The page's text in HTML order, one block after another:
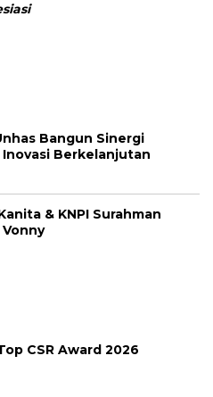
Bangun Sinergi
Berkelanjutan
& KNPI Surahman
CSR Award 2026